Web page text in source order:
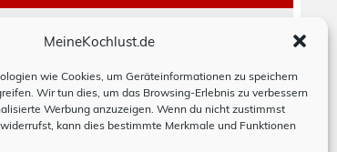
MeineKochlust.de
wie Cookies, um Geräteinformationen zu speichern
Wir tun dies, um das Browsing-Erlebnis zu verbessern
Werbung anzuzeigen. Wenn du nicht zustimmst
kann dies bestimmte Merkmale und Funktionen
Räucherfisch-Tarte
mit Chorizo, Hackbällchen und